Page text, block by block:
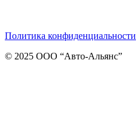
Политика конфиденциальности
© 2025 ООО “Авто-Альянс”